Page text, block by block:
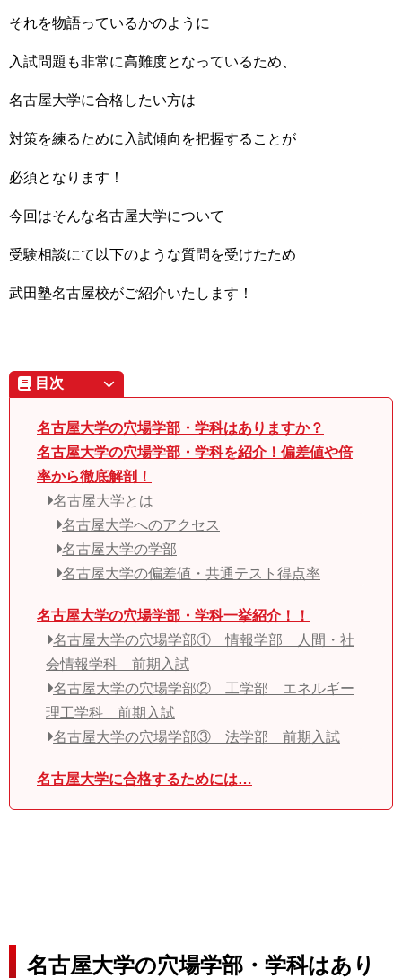
それを物語っているかのように
入試問題も非常に高難度となっているため、
名古屋大学に合格したい方は
対策を練るために入試傾向を把握することが
必須となります！
今回はそんな名古屋大学について
受験相談にて以下のような質問を受けたため
武田塾名古屋校がご紹介いたします！
目次
名古屋大学の穴場学部・学科はありますか？
名古屋大学の穴場学部・学科を紹介！偏差値や倍
率から徹底解剖！
名古屋大学とは
名古屋大学へのアクセス
名古屋大学の学部
名古屋大学の偏差値・共通テスト得点率
名古屋大学の穴場学部・学科一挙紹介！！
名古屋大学の穴場学部① 情報学部 人間・社
会情報学科 前期入試
名古屋大学の穴場学部② 工学部 エネルギー
理工学科 前期入試
名古屋大学の穴場学部③ 法学部 前期入試
名古屋大学に合格するためには…
名古屋大学の穴場学部・学科はあり